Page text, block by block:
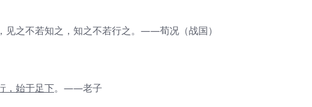
见之不若知之，知之不若行之。——荀况（战国）
，始于足下。——老子